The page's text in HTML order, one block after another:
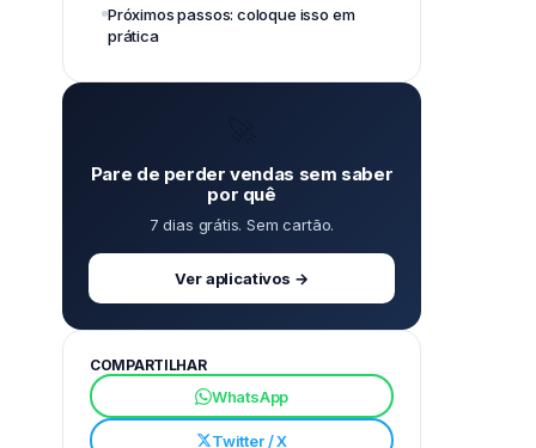
Próximos passos: coloque isso em
prática
Pare de perder vendas sem saber
por quê
7 dias grátis. Sem cartão.
Ver aplicativos →
COMPARTILHAR
WhatsApp
Twitter / X